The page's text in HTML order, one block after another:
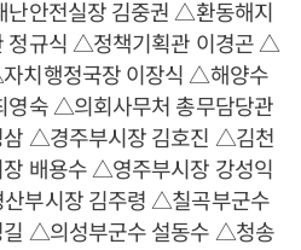
난안전실장 김중권 △환동해지
정규식 △정책기획관 이경곤 △
치행정국장 이장식 △해양수
숙 △의회사무처 총무담당관
△경주부시장 김호진 △김천
배용수 △영주부시장 강성익
부시장 김주령 △칠곡부군수
△의성부군수 설동수 △청송